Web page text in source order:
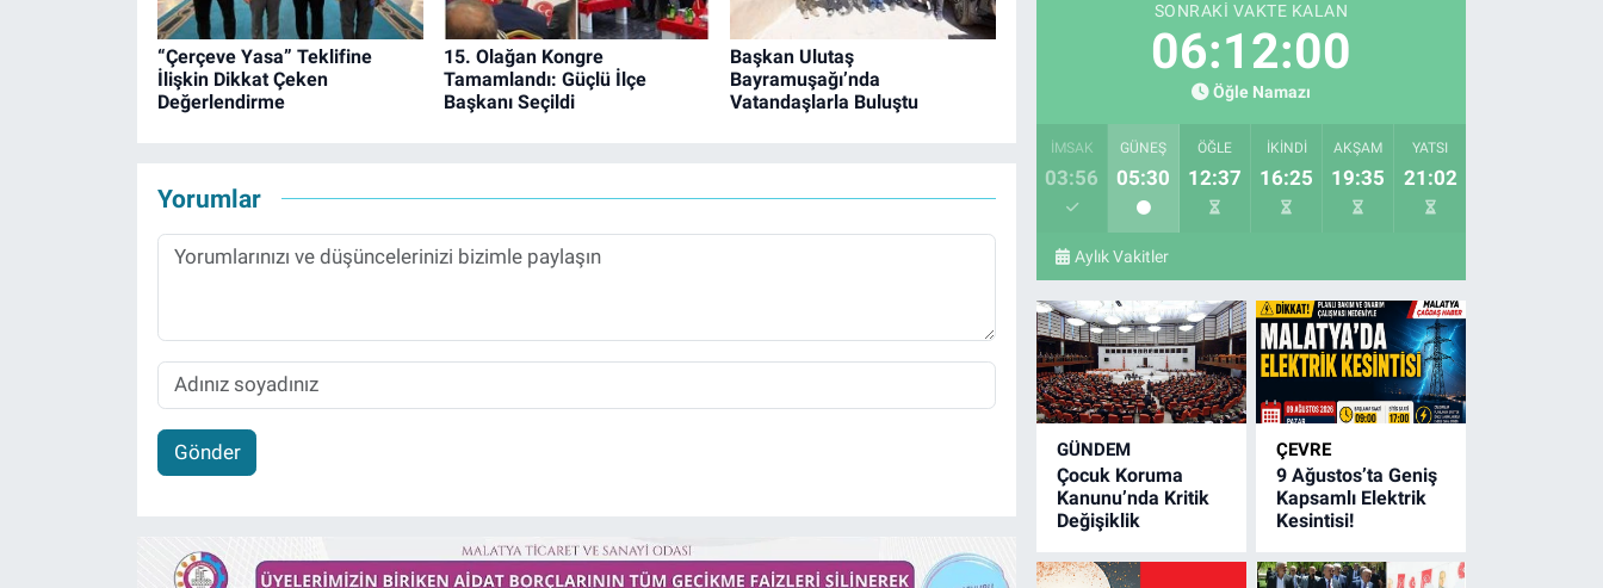
“Çerçeve Yasa” Teklifine
İlişkin Dikkat Çeken
Değerlendirme
15. Olağan Kongre
Tamamlandı: Güçlü İlçe
Başkanı Seçildi
Başkan Ulutaş
Bayramuşağı’nda
Vatandaşlarla Buluştu
Yorumlar
Gönder
SONRAKI VAKTE KALAN
06:11:59
Öğle Namazı
İMSAK
03:56
GÜNEŞ
05:30
ÖĞLE
12:37
İKINDI
16:25
AKŞAM
19:35
YATSI
21:02
Aylık Vakitler
GÜNDEM
Çocuk Koruma
Kanunu’nda Kritik
Değişiklik
ÇEVRE
9 Ağustos’ta Geniş
Kapsamlı Elektrik
Kesintisi!